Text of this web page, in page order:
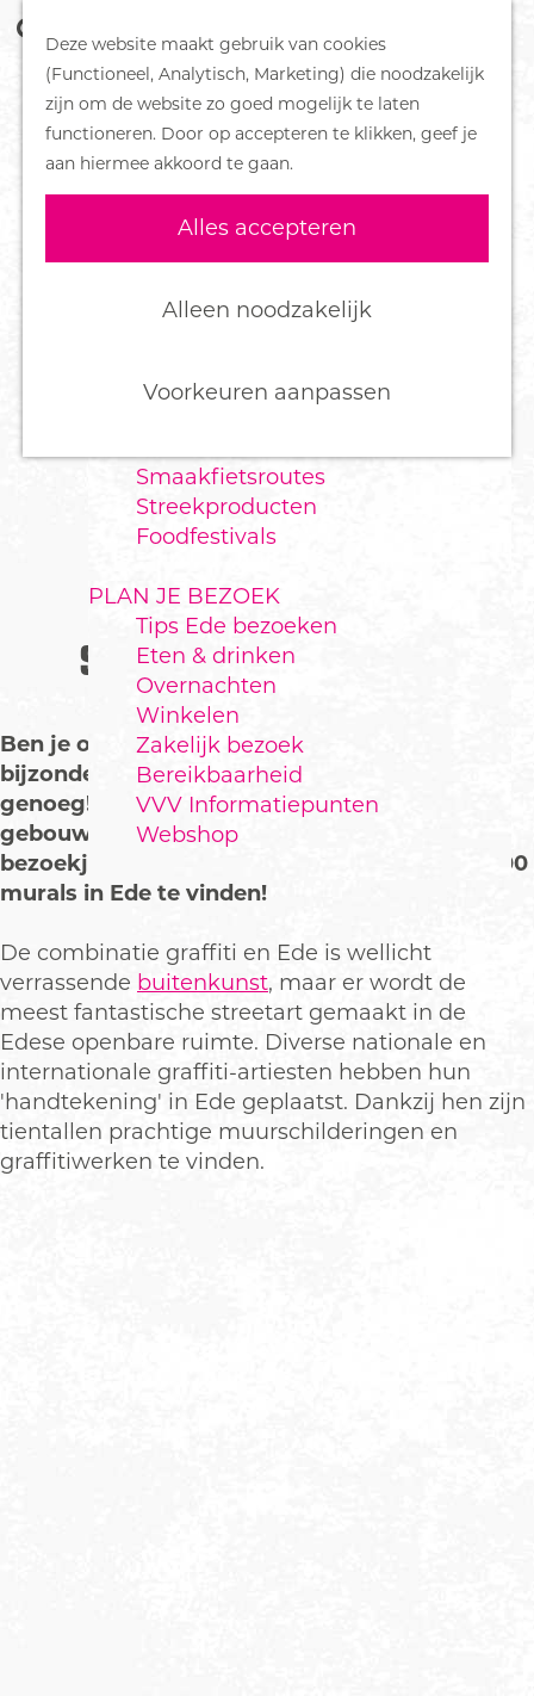
Deze website maakt gebruik van cookies
(Functioneel, Analytisch, Marketing) die noodzakelijk
zijn om de website zo goed mogelijk te laten
functioneren. Door op accepteren te klikken, geef je
aan hiermee akkoord te gaan.
Alles accepteren
Alleen noodzakelijk
Voorkeuren aanpassen
a
o
e
k
e
n
M
e
n
u
DORPEN
Bennekom
De Klomp
Deelen
Ederveen
Harskamp
Hoenderloo
Wekerom
Smaakfietsroutes
Streekproducten
Foodfestivals
PLAN JE BEZOEK
Tips Ede bezoeken
Eten & drinken
Overnachten
Winkelen
Zakelijk bezoek
Bereikbaarheid
VVV Informatiepunten
Webshop
STREETART IN EDE
Ben je op zoek naar gratis kunstwerken op
bijzondere plekken? In Ede vind je er
genoeg! Van kleurrijke tunnels tot graffiti op
gebouwen: de Edese streetart is zeker een
bezoekje waard. Inmiddels zijn er meer dan 100
murals in Ede te vinden!
De combinatie graffiti en Ede is wellicht
verrassende buitenkunst, maar er wordt de
meest fantastische streetart gemaakt in de
Edese openbare ruimte. Diverse nationale en
internationale graffiti-artiesten hebben hun
'handtekening' in Ede geplaatst. Dankzij hen zijn
tientallen prachtige muurschilderingen en
graffitiwerken te vinden.